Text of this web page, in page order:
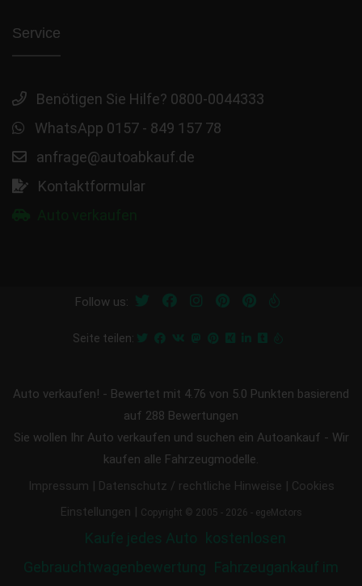
Service
Benötigen Sie Hilfe? 0800-0044333
WhatsApp 0157 - 849 157 78
anfrage@autoabkauf.de
Kontaktformular
Follow us:
Seite teilen:
Auto verkaufen! - Bewertet mit 4.76 von 5.0 Punkten basierend
auf 288 Bewertungen
Sie wollen Ihr Auto verkaufen und suchen ein Autoankauf - Wir
kaufen alle Fahrzeugmodelle.
Impressum | Datenschutz / rechtliche Hinweise | Cookies
Einstellungen | Copyright © 2005 - 2026 - egeMotors
Kaufe jedes Auto kostenlosen
Gebrauchtwagenbewertung Fahrzeugankauf im